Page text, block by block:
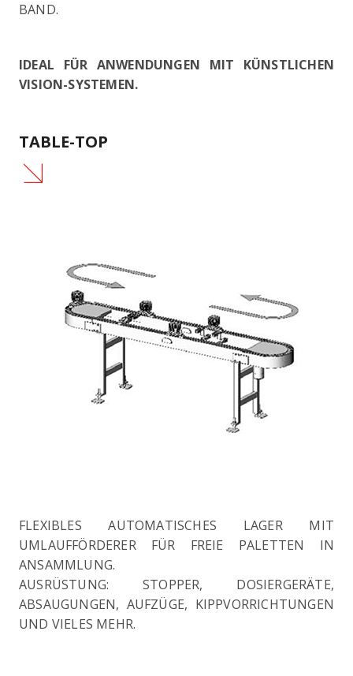
BAND.
IDEAL FÜR ANWENDUNGEN MIT KÜNSTLICHEN
VISION-SYSTEMEN.
TABLE-TOP
FLEXIBLES AUTOMATISCHES LAGER MIT
UMLAUFFÖRDERER FÜR FREIE PALETTEN IN
ANSAMMLUNG.
AUSRÜSTUNG: STOPPER, DOSIERGERÄTE,
ABSAUGUNGEN, AUFZÜGE, KIPPVORRICHTUNGEN
UND VIELES MEHR.